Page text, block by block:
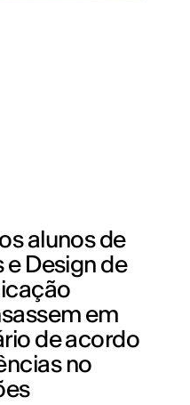
alunos de
e Design de
em
de acordo
no